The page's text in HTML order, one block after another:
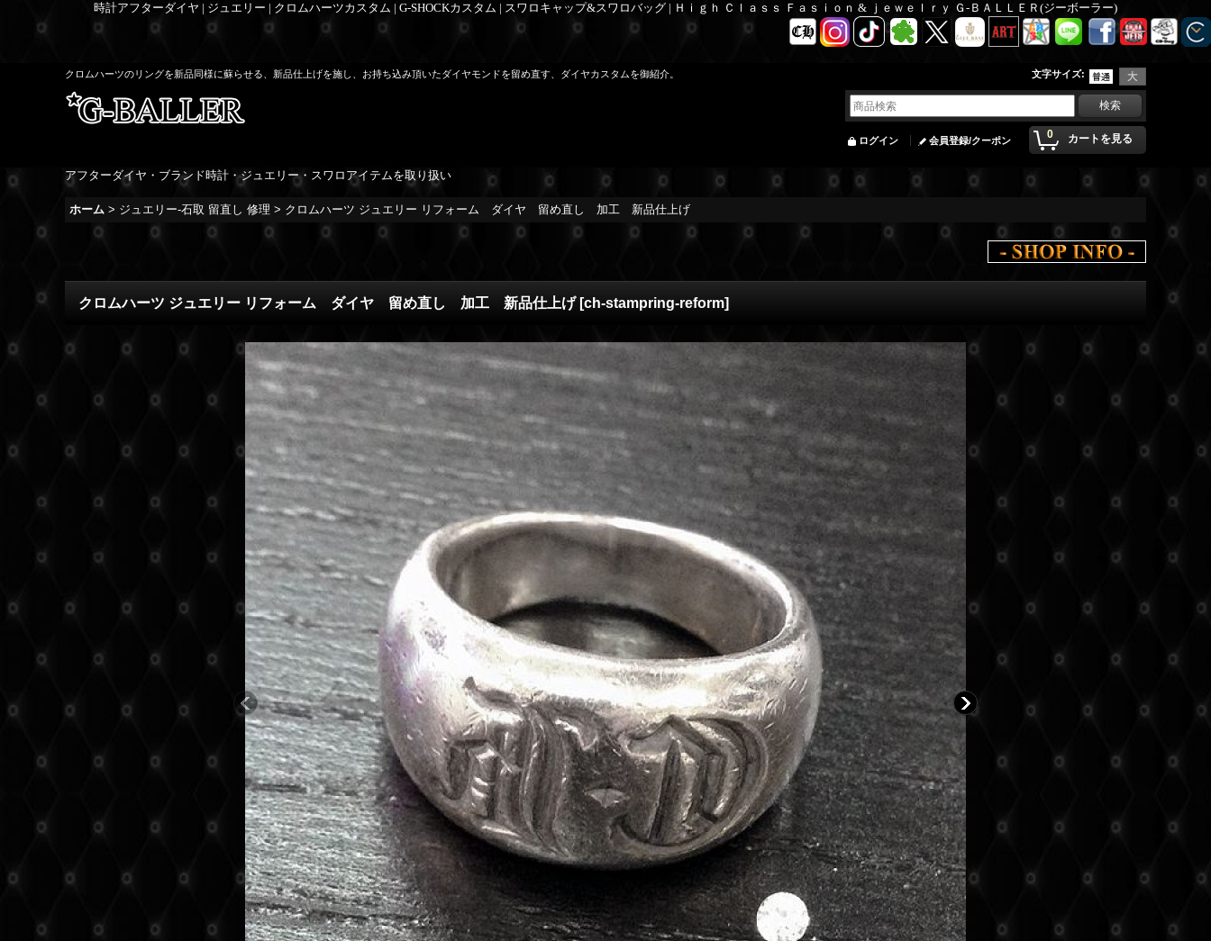
時計アフターダイヤ | ジュエリー | クロムハーツカスタム | G-SHOCKカスタム | スワロキャップ&スワロバッグ | Ｈｉｇｈ Ｃｌａｓｓ Ｆａｓｉｏｎ & ｊｅｗｅｌｒｙ Ｇ-ＢＡＬＬＥＲ(ジーボーラー)
クロムハーツのリングを新品同様に蘇らせる、新品仕上げを施し、お持ち込み頂いたダイヤモンドを留め直す、ダイヤカスタムを御紹介。 文字サイズ:
0 カートを見る
ログイン 会員登録/クーポン
アフターダイヤ・ブランド時計・ジュエリー・スワロアイテムを取り扱い
ホーム > ジュエリー-石取 留直し 修理 > クロムハーツ ジュエリー リフォーム ダイヤ 留め直し 加工 新品仕上げ
クロムハーツ ジュエリー リフォーム ダイヤ 留め直し 加工 新品仕上げ [ch-stampring-reform]